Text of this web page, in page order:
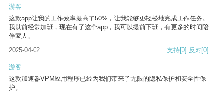
游客
这款app让我的工作效率提高了50%，让我能够更轻松地完成工作任务。
我以前经常加班，现在有了这个app，我可以提前下班，有更多的时间陪
伴家人。
2025-04-02
支持[0] 反对[0]
游客
这款加速器VPM应用程序已经为我们带来了无限的隐私保护和安全性保
护。